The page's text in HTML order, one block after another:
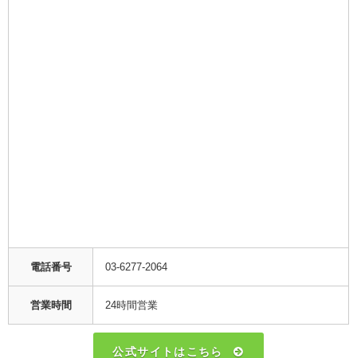
電話番号 03-6277-2064
営業時間 24時間営業
公式サイトはこちら